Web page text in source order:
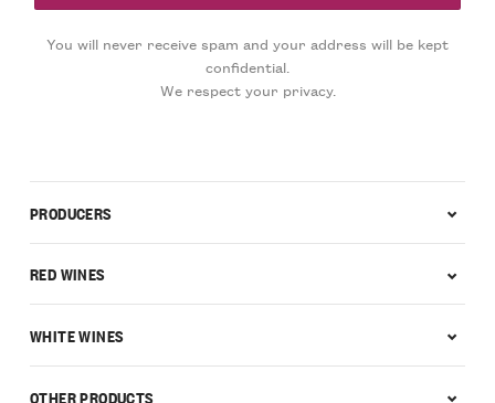
You will never receive spam and your address will be kept
confidential.
We respect your privacy.
PRODUCERS
RED WINES
WHITE WINES
OTHER PRODUCTS